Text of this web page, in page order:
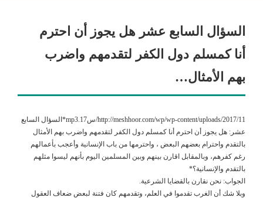
السؤال السابع عشر هل يجوز أن احترم
أنا كمسلم دول الكفر لتقدمهم واضرب
بهم الأمثال…
http://meshhoor.com/wp/wp-content/uploads/2017/11/س17.mp3*السؤال السابع
عشر: هل يجوز أن احترم أنا كمسلم دول الكفر لتقدمهم واضرب بهم الأمثال
بالتقدم واحترام بعضهم البعض ، واحترمها من باب الإنسانية وأعجب بأعمالهم
رغم كفرهم، وبالمقابل اقارن بينهم وبين المسلمين اليوم بأنهم ليسوا مثلهم
بالتقدم والإنسانية؟*
الجواب: نحن نقارن بالقضايا الشرعية.
وبلا شك أن الغرب تقدموا في العلم، وتقدمهم كان فتنة لبعض ضعاف العقول